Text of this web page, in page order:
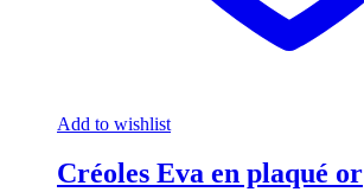
Add to wishlist
Créoles Eva en plaqué or